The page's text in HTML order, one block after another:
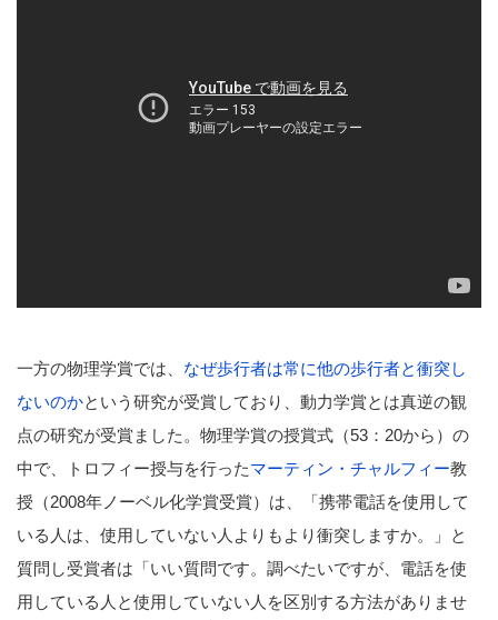
一方の物理学賞では、 なぜ歩行者は常に他の歩行者と衝突し
ないのかという研究が受賞しており、動力学賞とは真逆の観
点の研究が受賞ました。物理学賞の授賞式（53：20から）の
中で、トロフィー授与を行ったマーティン・チャルフィー教
授（2008年ノーベル化学賞受賞）は、「携帯電話を使用して
いる人は、使用していない人よりもより衝突しますか。」と
質問し受賞者は「いい質問です。調べたいですが、電話を使
用している人と使用していない人を区別する方法がありませ